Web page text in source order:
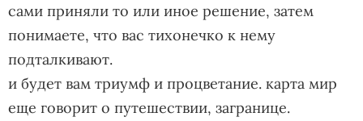
сами приняли то или иное решение, затем
понимаете, что вас тихонечко к нему
подталкивают.
и будет вам триумф и процветание. карта мир
еще говорит о путешествии, загранице.